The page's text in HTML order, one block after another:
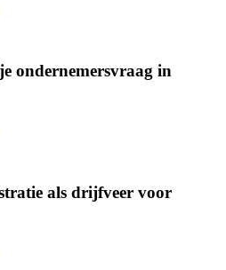
ondernemersvraag in
als drijfveer voor